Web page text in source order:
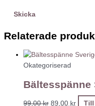
Relaterade
Okategoriserad
Bältesspänne
99,00kr 89,00 kr